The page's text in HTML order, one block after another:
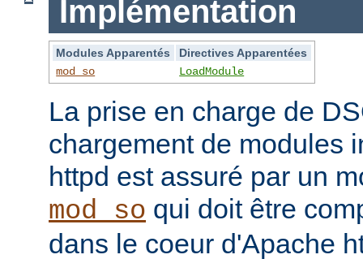
Implémentation
Modules Apparentés
Directives Apparentées
mod_so
LoadModule
La prise en charge de
chargement de modules
httpd est assuré par un
mod_so qui doit être
dans le coeur d'Apache